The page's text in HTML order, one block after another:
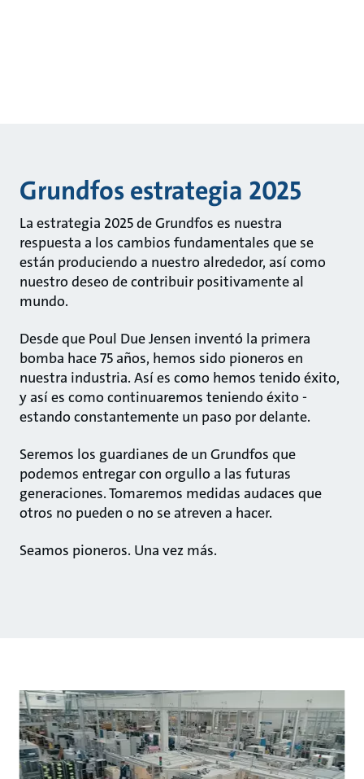
Grundfos estrategia 2025
La estrategia 2025 de Grundfos es nuestra
respuesta a los cambios fundamentales que se
están produciendo a nuestro alrededor, así como
nuestro deseo de contribuir positivamente al
mundo.
Desde que Poul Due Jensen inventó la primera
bomba hace 75 años, hemos sido pioneros en
nuestra industria. Así es como hemos tenido éxito,
y así es como continuaremos teniendo éxito -
estando constantemente un paso por delante.
Seremos los guardianes de un Grundfos que
podemos entregar con orgullo a las futuras
generaciones. Tomaremos medidas audaces que
otros no pueden o no se atreven a hacer.
Seamos pioneros. Una vez más.